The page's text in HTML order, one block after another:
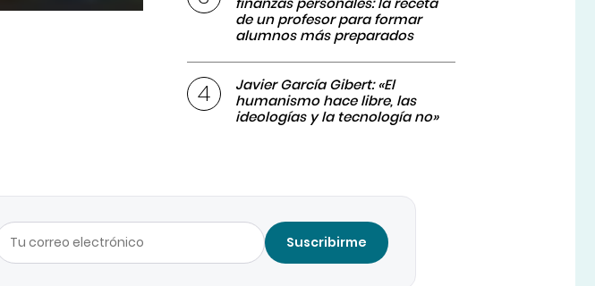
de un profesor para formar
alumnos más preparados
Javier García Gibert: «El
humanismo hace libre, las
ideologías y la tecnología no»
Suscribirme